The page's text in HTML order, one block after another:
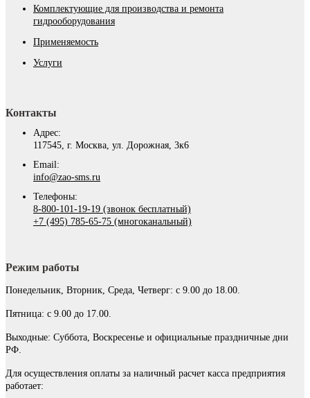
Комплектующие для производства и ремонта
гидрооборудования
Применяемость
Услуги
Контакты
Адрес:
117545, г. Москва, ул. Дорожная, 3к6
Email:
info@zao-sms.ru
Телефоны:
8-800-101-19-19 (звонок бесплатный)
+7 (495) 785-65-75 (многоканальный)
Режим работы
Понедельник, Вторник, Среда, Четверг: с 9.00 до 18.00.
Пятница: с 9.00 до 17.00.
Выходные: Суббота, Воскресенье и официальные праздничные дни
РФ.
Для осуществления оплаты за наличный расчет касса предприятия
работает: